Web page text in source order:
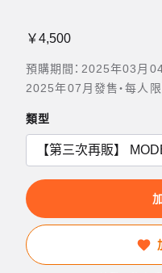
￥4,500
預購期間：2025年03月
2025年07月發售・每人
類型